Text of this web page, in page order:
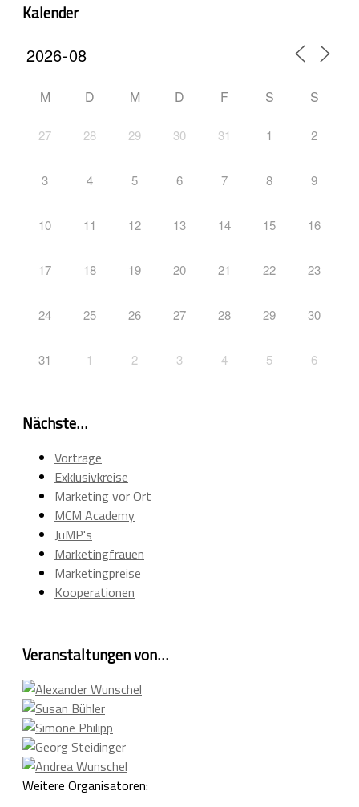
Kalender
M D M D F S S
27 28 29 30 31 1 2
3 4 5 6 7 8 9
10 11 12 13 14 15 16
17 18 19 20 21 22 23
24 25 26 27 28 29 30
31 1 2 3 4 5 6
Nächste…
Vorträge
Exklusivkreise
Marketing vor Ort
MCM Academy
JuMP's
Marketingfrauen
Marketingpreise
Kooperationen
Veranstaltungen von…
Weitere Organisatoren: